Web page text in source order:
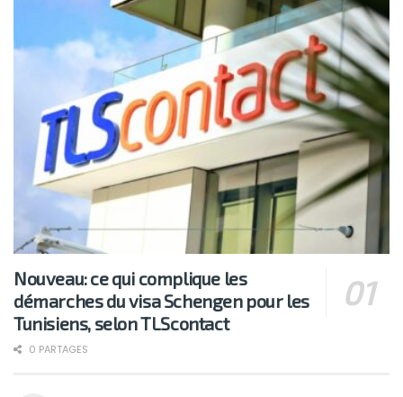
Nouveau: ce qui complique les
démarches du visa Schengen pour les
Tunisiens, selon TLScontact
0 PARTAGES